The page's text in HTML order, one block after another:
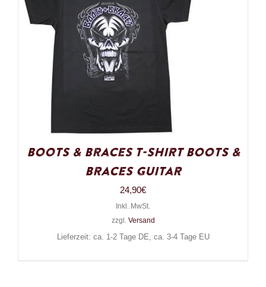
Boots & Braces T-Shirt Boots &
Braces Guitar
24,90€
Inkl. MwSt.
zzgl. Versand
Lieferzeit: ca. 1-2 Tage DE, ca. 3-4 Tage EU